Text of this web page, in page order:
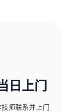
日上门
师联系并上门